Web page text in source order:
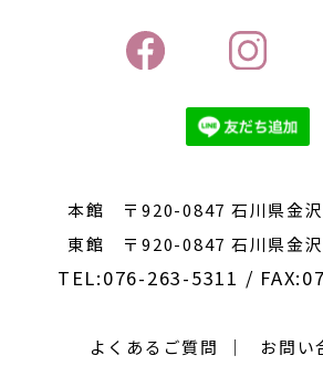
本館 〒920-0847 石川県金
東館 〒920-0847 石川県金
TEL:076-263-5311 /
よくあるご質問 お問い